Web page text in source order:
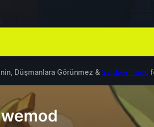
Düşmanlara Görünmez & 22 diğer mod